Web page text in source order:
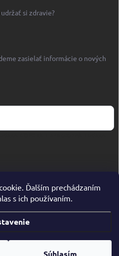
Ďalším prechádzaním
s ich používaním.
Súhlasím
si zdravie?
zasielať informácie o nových
. Všetky práva vyhradené.